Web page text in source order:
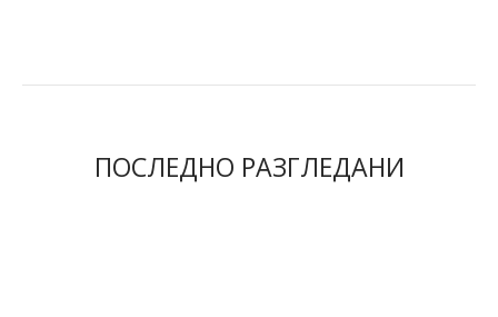
ПОСЛЕДНО РАЗГЛЕДАНИ